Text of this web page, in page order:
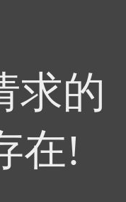
求的
在!